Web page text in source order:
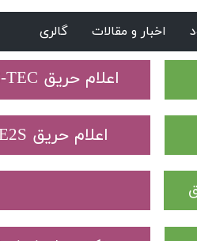
اخبار و مقالات گالری
​اعلام حریق C-TEC​​​​​​​
​اعلام حریق E2S